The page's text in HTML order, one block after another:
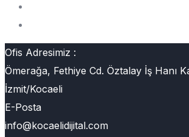
Ofis Adresimiz :
Ömerağa, Fethiye Cd. Öztalay İş Hanı
İzmit/Kocaeli
E-Posta
info@kocaelidijital.com